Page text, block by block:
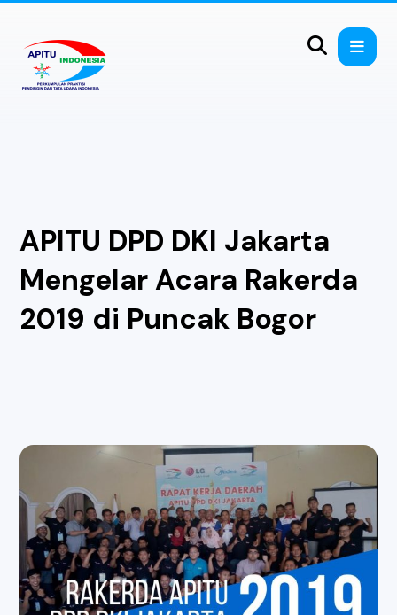
APITU DPD DKI Jakarta
Mengelar Acara Rakerda
2019 di Puncak Bogor